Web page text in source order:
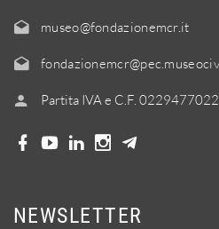
museo@fondazionemcr.it
Partita IVA e C.F.
NEWSLETTER